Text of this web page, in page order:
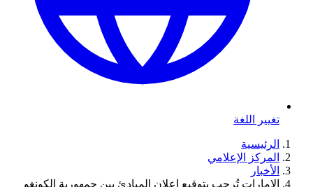
تغيير اللغة
الرئيسية
المركز الإعلامي
الأخبار
الإمارات تُرحب بتوقيع إعلان المبادئ بين جمهورية الكونغو